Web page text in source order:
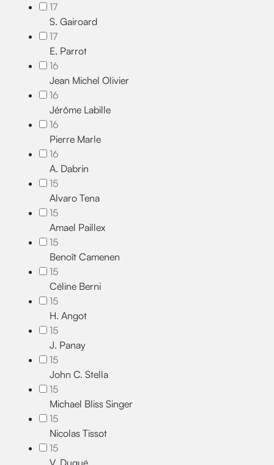
17
S. Gairoard
17
E. Parrot
16
Jean Michel Olivier
16
Jérôme Labille
16
Pierre Marle
16
A. Dabrin
15
Alvaro Tena
15
Amael Paillex
15
Benoît Camenen
15
Céline Berni
15
H. Angot
15
J. Panay
15
John C. Stella
15
Michael Bliss Singer
15
Nicolas Tissot
15